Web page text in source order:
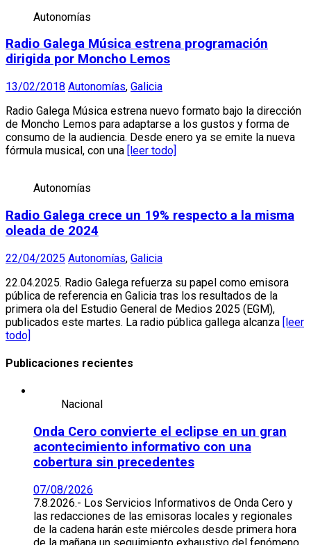
Autonomías
Radio Galega Música estrena programación
dirigida por Moncho Lemos
13/02/2018 Autonomías, Galicia
Radio Galega Música estrena nuevo formato bajo la dirección
de Moncho Lemos para adaptarse a los gustos y forma de
consumo de la audiencia. Desde enero ya se emite la nueva
fórmula musical, con una [leer todo]
Autonomías
Radio Galega crece un 19% respecto a la misma
oleada de 2024
22/04/2025 Autonomías, Galicia
22.04.2025. Radio Galega refuerza su papel como emisora ​​
pública de referencia en Galicia tras los resultados de la
primera ola del Estudio General de Medios 2025 (EGM),
publicados este martes. La radio pública gallega alcanza [leer
todo]
Publicaciones recientes
Nacional
Onda Cero convierte el eclipse en un gran
acontecimiento informativo con una
cobertura sin precedentes
07/08/2026
7.8.2026.- Los Servicios Informativos de Onda Cero y
las redacciones de las emisoras locales y regionales
de la cadena harán este miércoles desde primera hora
de la mañana un seguimiento exhaustivo del fenómeno.